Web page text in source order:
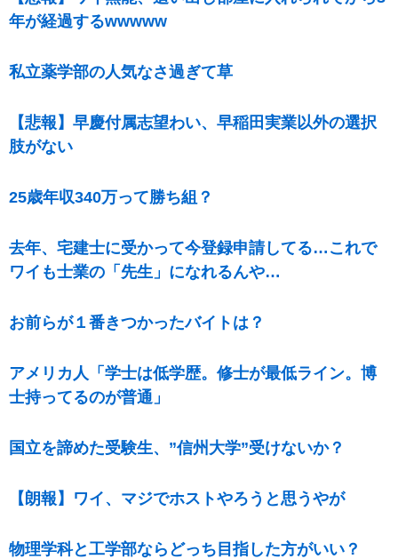
年が経過するwwwww
私立薬学部の人気なさ過ぎて草
【悲報】早慶付属志望わい、早稲田実業以外の選択
肢がない
25歳年収340万って勝ち組？
去年、宅建士に受かって今登録申請してる…これで
ワイも士業の「先生」になれるんや…
お前らが１番きつかったバイトは？
アメリカ人「学士は低学歴。修士が最低ライン。博
士持ってるのが普通」
国立を諦めた受験生、”信州大学”受けないか？
【朗報】ワイ、マジでホストやろうと思うやが
物理学科と工学部ならどっち目指した方がいい？